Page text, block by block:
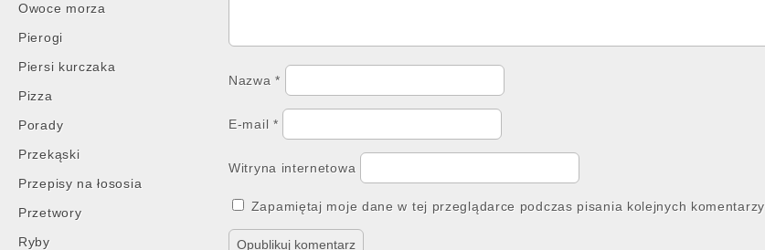
Owoce morza
Pierogi
Piersi kurczaka
Pizza
Porady
Przekąski
Przepisy na łososia
Przetwory
Ryby
Nazwa*
E-mail *
Witryna internetowa
Zapamiętaj moje dane w tej przeglądarce podczas pisania kolejnych komentarzy.